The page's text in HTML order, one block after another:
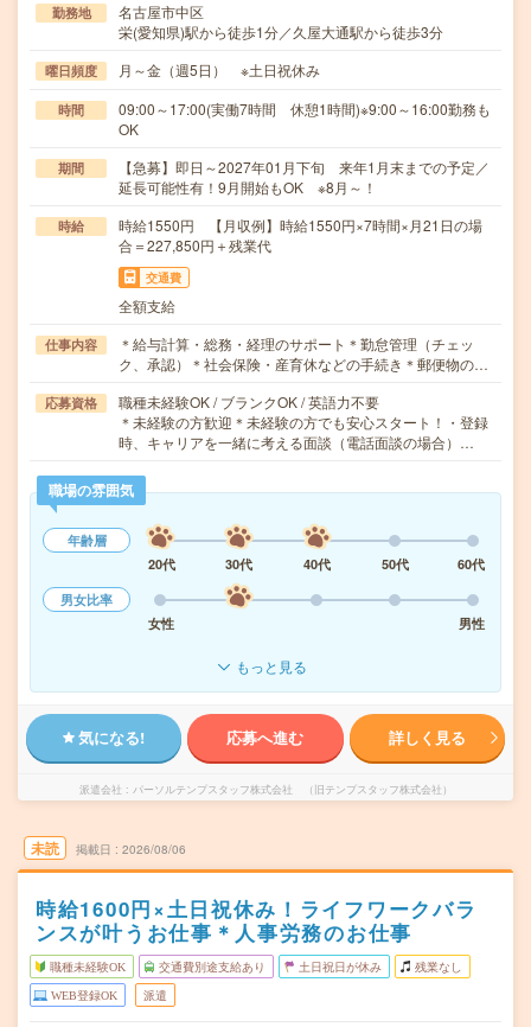
勤務地
名古屋市中区
栄(愛知県)駅から徒歩1分／久屋大通駅から徒歩3分
曜日頻度 月～金（週5日） ※土日祝休み
時間
09:00～17:00(実働7時間 休憩1時間)※9:00～16:00勤務も
OK
期間
【急募】即日～2027年01月下旬 来年1月末までの予定／
延長可能性有！9月開始もOK ※8月～！
時給
時給1550円 【月収例】時給1550円×7時間×月21日の場
合＝227,850円＋残業代
交通費
全額支給
仕事内容
＊給与計算・総務・経理のサポート＊勤怠管理（チェッ
ク、承認）＊社会保険・産育休などの手続き＊郵便物の…
応募資格
職種未経験OK / ブランクOK / 英語力不要
＊未経験の方歓迎＊未経験の方でも安心スタート！・登録
時、キャリアを一緒に考える面談（電話面談の場合）…
職場の雰囲気
年齢層
20代
30代 40代 50代
60代
男女比率
女性
男性
もっと見る
気になる! 応募へ進む 詳しく見る
派遣会社 パーソルテンプスタッフ株式会社 （旧テンプスタッフ株式会社）
未読 掲載日 2026/08/06
時給1600円×土日祝休み！ライフワークバラ
ンスが叶うお仕事＊人事労務のお仕事
職種未経験OK 交通費別途支給あり 土日祝日が休み 残業なし
WEB登録OK 派遣